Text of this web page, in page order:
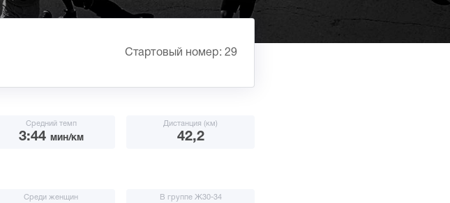
Стартовый номер: 29
Средний темп
3:44 мин/км
Дистанция (км)
42,2
Среди женщин В группе Ж30-34